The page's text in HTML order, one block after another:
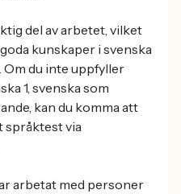
del av arbetet, vilket
kunskaper i svenska
du inte uppfyller
1, svenska som
kan du komma att
språktest via
arbetat med personer